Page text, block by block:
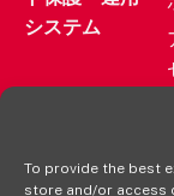
To provide the best
store and/or access
システム